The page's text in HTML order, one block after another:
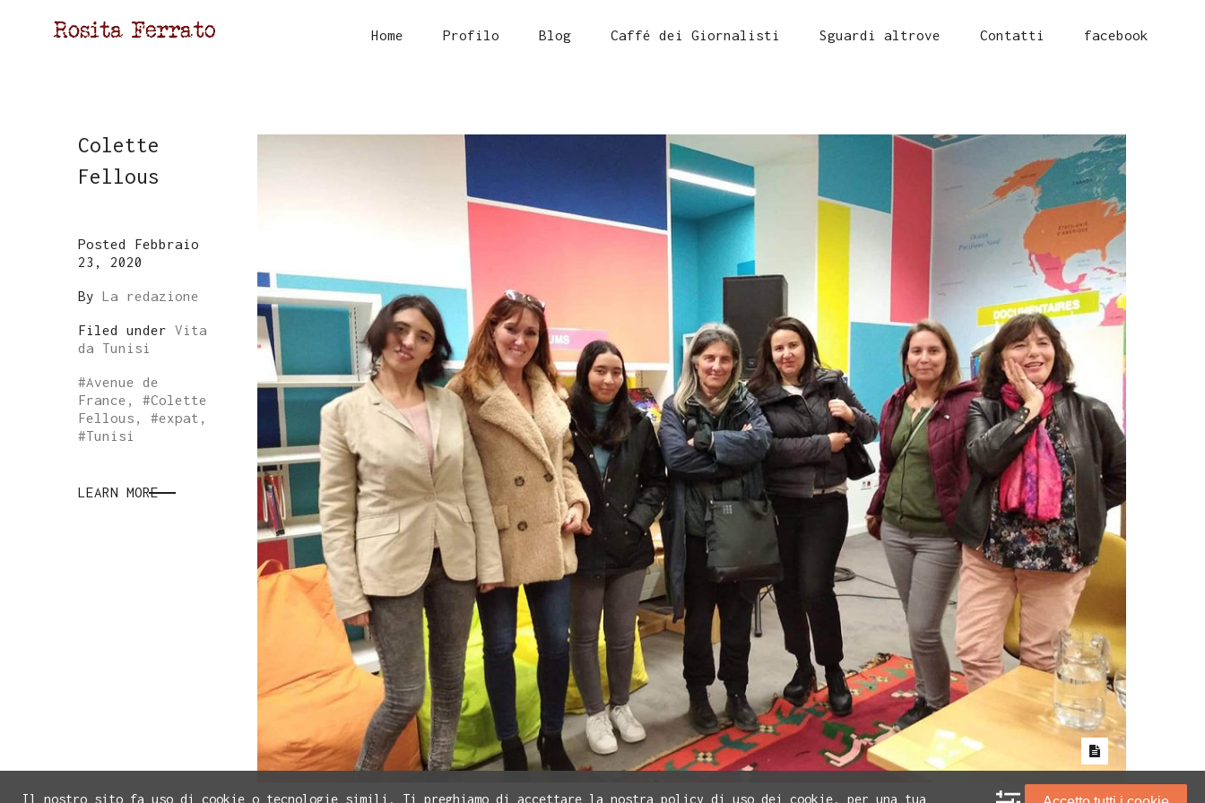
Home Profilo Blog Caffé dei Giornalisti Sguardi altrove Contatti facebook
Colette
Fellous
Posted Febbraio
23, 2020
By La redazione
Filed under Vita
da Tunisi
#Avenue de
France , #Colette
Fellous , #expat ,
#Tunisi
LEARN MORE
Il nostro sito fa uso di cookie o tecnologie simili. Ti preghiamo di accettare la nostra policy di uso dei cookie, per una tua